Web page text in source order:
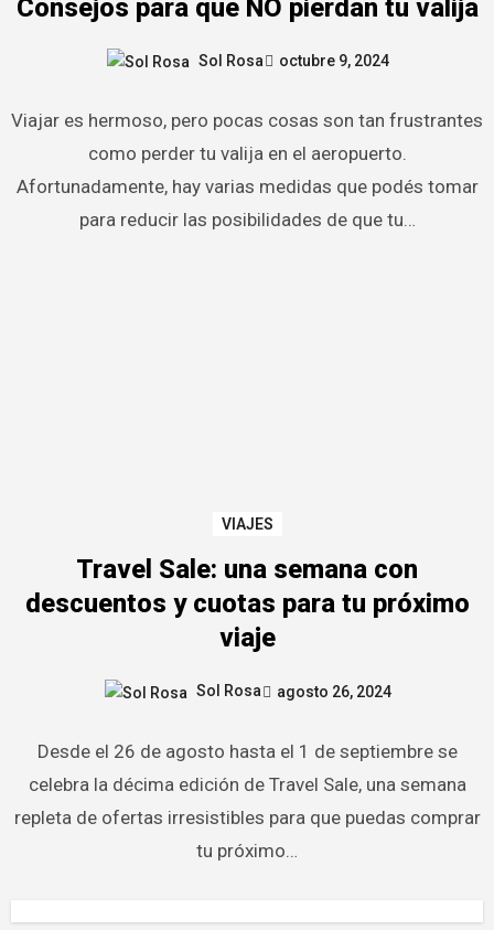
Consejos para que NO pierdan tu valija
Sol Rosa octubre 9, 2024
Viajar es hermoso, pero pocas cosas son tan frustrantes
como perder tu valija en el aeropuerto.
Afortunadamente, hay varias medidas que podés tomar
para reducir las posibilidades de que tu…
VIAJES
Travel Sale: una semana con
descuentos y cuotas para tu próximo
viaje
Sol Rosa agosto 26, 2024
Desde el 26 de agosto hasta el 1 de septiembre se
celebra la décima edición de Travel Sale, una semana
repleta de ofertas irresistibles para que puedas comprar
tu próximo…